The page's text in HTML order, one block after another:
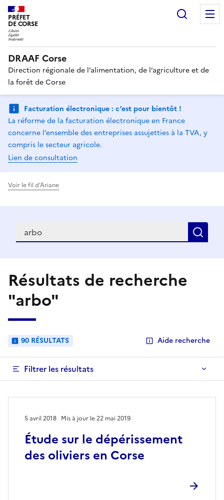
PRÉFET
DE CORSE
DRAAF Corse
Direction régionale de l’alimentation, de l’agriculture et de
la forêt de Corse
Facturation électronique : c’est pour bientôt !
La réforme de la facturation électronique en France
concerne l’ensemble des entreprises assujetties à la TVA, y
compris le secteur agricole.
Lien de consultation
Voir le fil d'Ariane
Recherche
Résultats de recherche
"arbo"
90 RÉSULTATS Aide recherche
Filtrer les résultats
Étude sur le dépérissement
des oliviers en Corse
5 avril 2018 Mis à jour le 22 mai 2019